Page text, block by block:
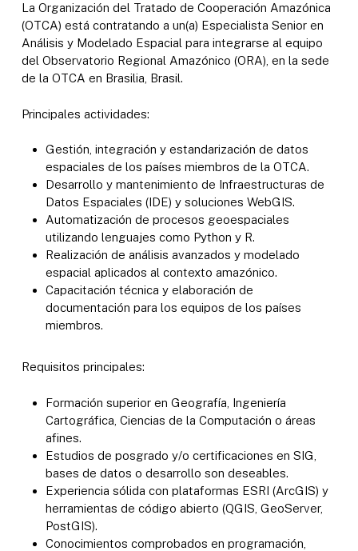
La Organización del Tratado de Cooperación Amazónica
(OTCA) está contratando a un(a) Especialista Senior en
Análisis y Modelado Espacial para integrarse al equipo
del Observatorio Regional Amazónico (ORA), en la sede
de la OTCA en Brasilia, Brasil.
Principales actividades:
Gestión, integración y estandarización de datos
espaciales de los países miembros de la OTCA.
Desarrollo y mantenimiento de Infraestructuras de
Datos Espaciales (IDE) y soluciones WebGIS.
Automatización de procesos geoespaciales
utilizando lenguajes como Python y R.
Realización de análisis avanzados y modelado
espacial aplicados al contexto amazónico.
Capacitación técnica y elaboración de
documentación para los equipos de los países
miembros.
Requisitos principales:
Formación superior en Geografía, Ingeniería
Cartográfica, Ciencias de la Computación o áreas
afines.
Estudios de posgrado y/o certificaciones en SIG,
bases de datos o desarrollo son deseables.
Experiencia sólida con plataformas ESRI (ArcGIS) y
herramientas de código abierto (QGIS, GeoServer,
PostGIS).
Conocimientos comprobados en programación,